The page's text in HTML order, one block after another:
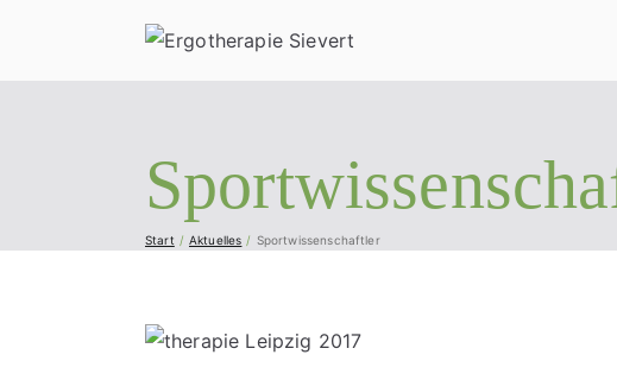
Start Aktuelles Sportwissenschaftler